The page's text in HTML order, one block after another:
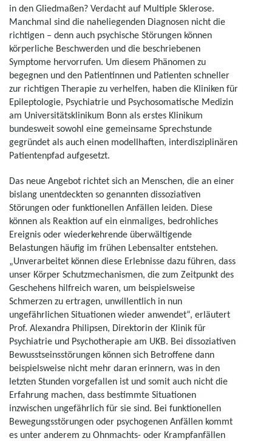
in den Gliedmaßen? Verdacht auf Multiple Sklerose.
Manchmal sind die naheliegenden Diagnosen nicht die
richtigen – denn auch psychische Störungen können
körperliche Beschwerden und die beschriebenen
Symptome hervorrufen. Um diesem Phänomen zu
begegnen und den Patientinnen und Patienten schneller
zur richtigen Therapie zu verhelfen, haben die Kliniken für
Epileptologie, Psychiatrie und Psychosomatische Medizin
am Universitätsklinikum Bonn als erstes Klinikum
bundesweit sowohl eine gemeinsame Sprechstunde
gegründet als auch einen modellhaften, interdisziplinären
Patientenpfad aufgesetzt.
Das neue Angebot richtet sich an Menschen, die an einer
bislang unentdeckten so genannten dissoziativen
Störungen oder funktionellen Anfällen leiden. Diese
können als Reaktion auf ein einmaliges, bedrohliches
Ereignis oder wiederkehrende überwältigende
Belastungen häufig im frühen Lebensalter entstehen.
„Unverarbeitet können diese Erlebnisse dazu führen, dass
unser Körper Schutzmechanismen, die zum Zeitpunkt des
Geschehens hilfreich waren, um beispielsweise
Schmerzen zu ertragen, unwillentlich in nun
ungefährlichen Situationen wieder anwendet“, erläutert
Prof. Alexandra Philipsen, Direktorin der Klinik für
Psychiatrie und Psychotherapie am UKB. Bei dissoziativen
Bewusstseinsstörungen können sich Betroffene dann
beispielsweise nicht mehr daran erinnern, was in den
letzten Stunden vorgefallen ist und somit auch nicht die
Erfahrung machen, dass bestimmte Situationen
inzwischen ungefährlich für sie sind. Bei funktionellen
Bewegungsstörungen oder psychogenen Anfällen kommt
es unter anderem zu Ohnmachts- oder Krampfanfällen